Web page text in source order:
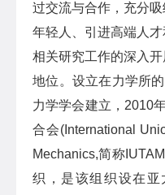
过交流与合作，充分
年轻人、引进高端人
相关研究工作的深入
地位。设立在力学所
力学学会建立，2010
合会(International
Mechanics,简称
织，是该组织设在